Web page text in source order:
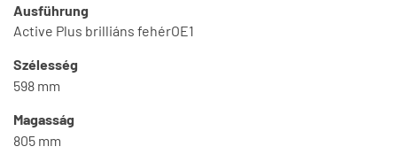
Ausführung
Active Plus brilliáns fehérOE1
Szélesség
598 mm
Magasság
805 mm